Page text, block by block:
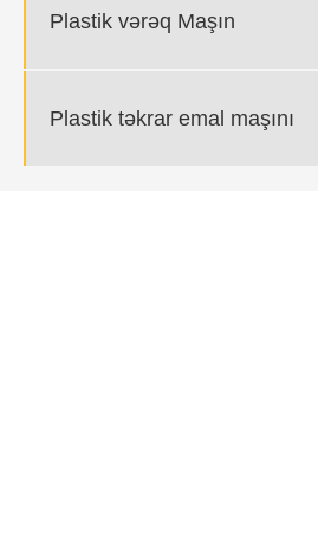
Plastik vərəq Maşın
Plastik təkrar emal maşını